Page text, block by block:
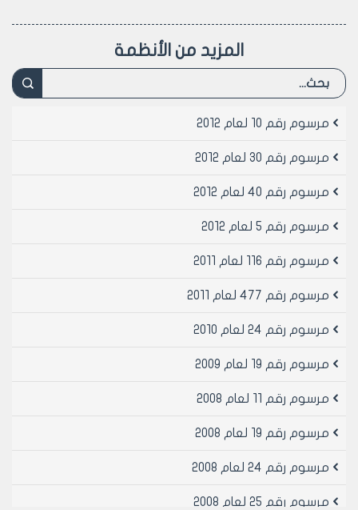
القيد.. مجمل البيانات المتعلقة بالمواطن والمدونة فى
بيانات القيد الرئيسة.. وهى الاسم /النسبة/اسم الاب/ اسم
طلاق وما يتفرع عنها.
البيان.. وثيقة تصدر عن أمانة السجل المدنى لواقعة محددة.
الجنس.. الذكر أو الانثى.
عن حدوث واقعة أحوال مدنية معينة.
الشهادة.. الوثيقة التى تحرر من قبل الجهات المخولة بهذا
المرسوم التشريعى لواقعة أحوال مدنية.
المزيد من الأنظمة
مرسوم رقم 10 لعام 2012
مرسوم رقم 30 لعام 2012
مرسوم رقم 40 لعام 2012
مرسوم رقم 5 لعام 2012
مرسوم رقم 116 لعام 2011
مرسوم رقم 477 لعام 2011
مرسوم رقم 24 لعام 2010
مرسوم رقم 19 لعام 2009
مرسوم رقم 11 لعام 2008
مرسوم رقم 19 لعام 2008
مرسوم رقم 24 لعام 2008
مرسوم رقم 25 لعام 2008